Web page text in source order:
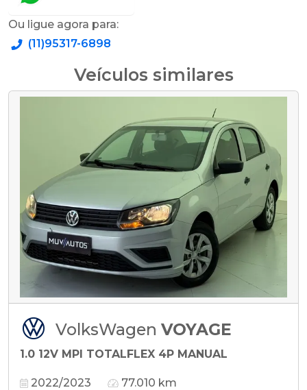
Ou ligue agora para:
(11)95317-6898
Veículos similares
VolksWagen VOYAGE
1.0 12V MPI TOTALFLEX 4P MANUAL
2022/2023 77.010 km